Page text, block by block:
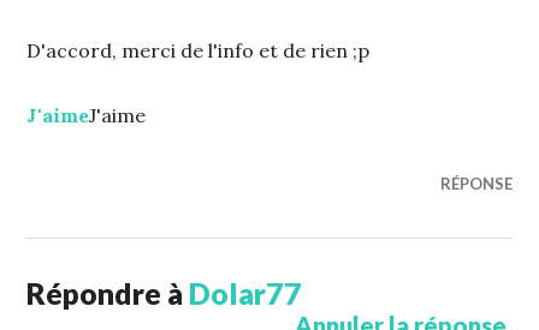
D'accord, merci de l'info et de rien ;p
J'aimeJ'aime
RÉPONSE
Répondre à Dolar77